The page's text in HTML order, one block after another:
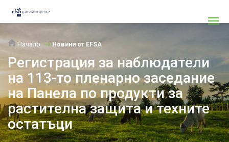
Начало Новини от EFSA
Регистрация за наблюдатели
на 113-то пленарно заседание
на Панела по продукти за
растителна защита и техните
остатъци